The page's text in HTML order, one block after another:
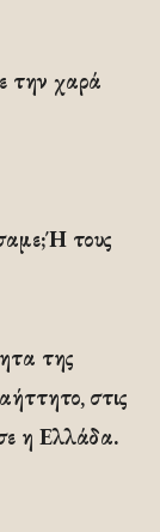
την χαρά
τους
της
στις
η Ελλάδα.